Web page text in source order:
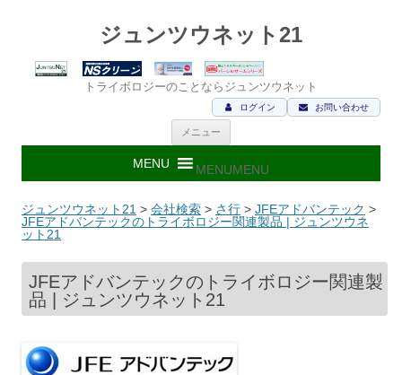
ジュンツウネット21
トライボロジーのことならジュンツウネット
お問い合わせ
ログイン
メニュー
ン
ツ
ス
キ
ッ
MENUMENU
ジュンツウネット21 > 会社検索 > さ行 > JFEアドバンテック >
JFEアドバンテックのトライボロジー関連製品 | ジュンツウネ
ット21
JFEアドバンテックのトライボロジー関連製
品 | ジュンツウネット21